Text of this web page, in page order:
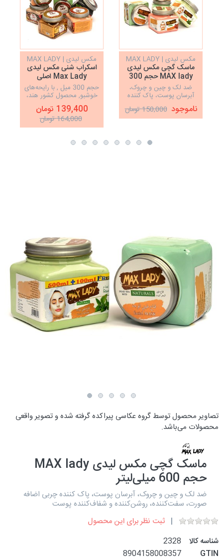
مکس لیدی | MAX LADY
ماسک گچی مکس لیدی
MAX lady حجم 300
میلی‌لیتر
ضد لک و چین و چروک،
آبرسان پوست، پاک کننده
سفت‌کننده، روشن‌کننده و
شفاف‌کننده پوست
ناموجود 150,000 تومان
مکس لیدی | MAX LADY
اسکراب شنی مکس لیدی
Max Lady اصلی
حجم 300 میل , با رایحه‌های
خوشبو, محصول کشور هند،
اسکراب لایه بردار پوست
صورت و بدن، نرم‌کننده و
درخشان‌کننده پوست،
پاکسازی پوست
139,400 تومان
164,000 تومان
تصاویر محصول توسط گروه عکاسی پیراکده گرفته شده و تصویر واقعی
محصولات می‌باشد.
ماسک گچی مکس لیدی MAX lady
حجم 600 میلی‌لیتر
ضد لک و چین و چروک، آبرسان پوست، پاک کننده چربی اضافه
صورت، سفت‌کننده، روشن‌کننده و شفاف‌کننده پوست
ثبت نظر برای این محصول
شناسه کالا
2328
GTIN
8904158008357